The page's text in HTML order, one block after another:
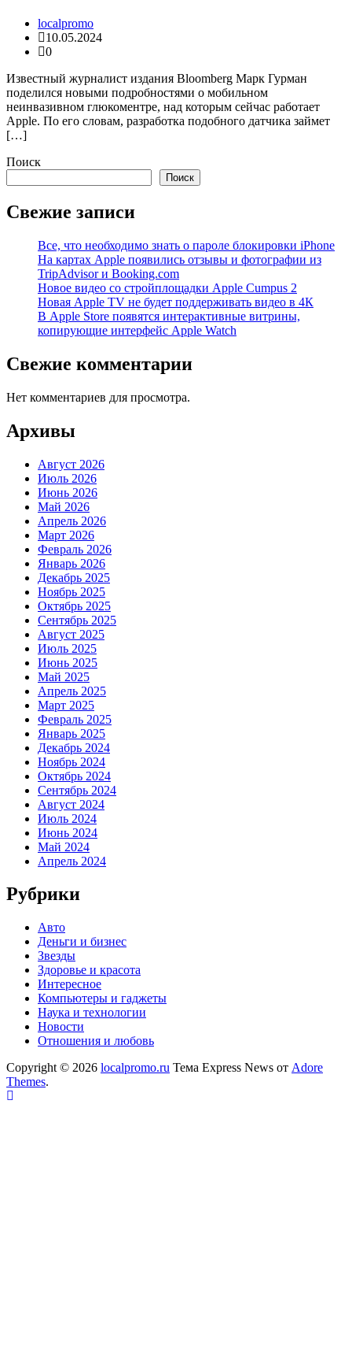
localpromo
10.05.2024
0
Известный журналист издания Bloomberg Марк Гурман
поделился новыми подробностями о мобильном
неинвазивном глюкоментре, над которым сейчас работает
Apple. По его словам, разработка подобного датчика займет
[…]
Поиск
Поиск
Свежие записи
Все, что необходимо знать о пароле блокировки iPhone
На картах Apple появились отзывы и фотографии из
TripAdvisor и Booking.com
Новое видео со стройплощадки Apple Cumpus 2
Новая Apple TV не будет поддерживать видео в 4К
В Apple Store появятся интерактивные витрины,
копирующие интерфейс Apple Watch
Свежие комментарии
Нет комментариев для просмотра.
Архивы
Август 2026
Июль 2026
Июнь 2026
Май 2026
Апрель 2026
Март 2026
Февраль 2026
Январь 2026
Декабрь 2025
Ноябрь 2025
Октябрь 2025
Сентябрь 2025
Август 2025
Июль 2025
Июнь 2025
Май 2025
Апрель 2025
Март 2025
Февраль 2025
Январь 2025
Декабрь 2024
Ноябрь 2024
Октябрь 2024
Сентябрь 2024
Август 2024
Июль 2024
Июнь 2024
Май 2024
Апрель 2024
Рубрики
Авто
Деньги и бизнес
Звезды
Здоровье и красота
Интересное
Компьютеры и гаджеты
Наука и технологии
Новости
Отношения и любовь
Copyright © 2026 localpromo.ru Тема Express News от Adore
Themes.